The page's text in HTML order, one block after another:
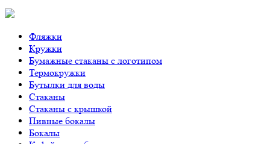
Фляжки
Кружки
Бумажные стаканы с логотипом
Термокружки
Бутылки для воды
Стаканы
Стаканы с крышкой
Пивные бокалы
Бокалы